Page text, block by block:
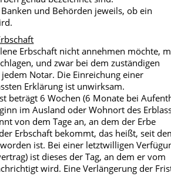
und Behörden jeweils, ob ein
Erbschaft nicht annehmen möchte,
und zwar bei dem zuständigen
Notar. Die Einreichung einer
Erklärung ist unwirksam.
beträgt 6 Wochen (6 Monate bei
im Ausland oder Wohnort des
von dem Tage an, an dem der Erbe
Erbschaft bekommt, das heißt, seit
ist. Bei einer letztwilligen
ist dieses der Tag, an dem er vom
wird. Eine Verlängerung der